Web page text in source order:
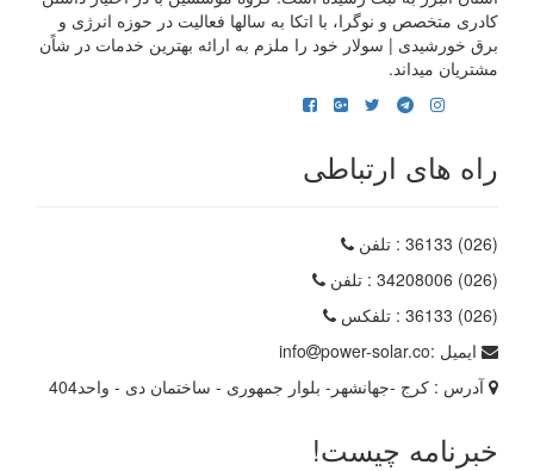
کادری متخصص و نوگرا، با اتکا به سالها فعالیت در حوزه انرژی و
برق خورشیدی | سولار خود را ملزم به ارائه بهترین خدمات در شاًن
مشتریان میداند.
راه های ارتباطی
(026) 36133
: تلفن
(026) 34208006
: تلفن
(026) 36133
: تلفکس
ایمیل :
info
power-solar.co
آدرس : کرج -جهانشهر- بلوار جمهوری - ساختمان دی - واحد404
خبرنامه چیست!